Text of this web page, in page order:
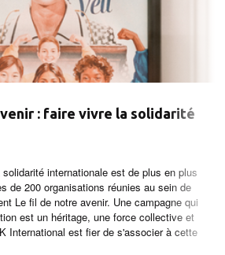
: faire vivre la solidarité
internationale est de plus en plus
de 200 organisations réunies au sein de
Le fil de notre avenir. Une campagne qui
est un héritage, une force collective et
International est fier de s'associer à cette